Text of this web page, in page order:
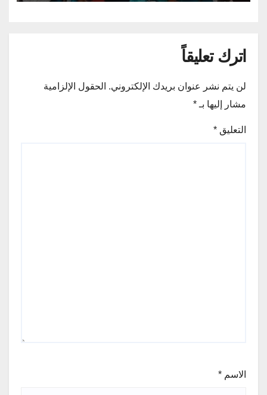
اترك تعليقاً
لن يتم نشر عنوان بريدك الإلكتروني. الحقول الإلزامية
مشار إليها بـ *
التعليق *
الاسم *